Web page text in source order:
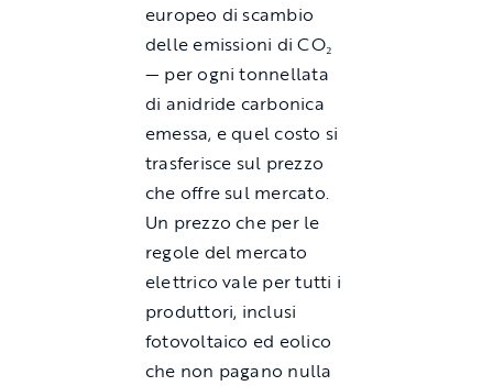
europeo di scambio
delle emissioni di CO₂
— per ogni tonnellata
di anidride carbonica
emessa, e quel costo si
trasferisce sul prezzo
che offre sul mercato.
Un prezzo che per le
regole del mercato
elettrico vale per tutti i
produttori, inclusi
fotovoltaico ed eolico
che non pagano nulla